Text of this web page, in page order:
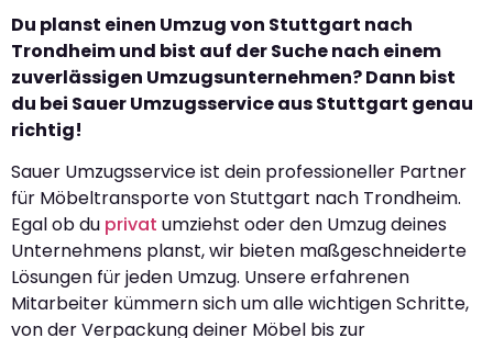
Du planst einen Umzug von Stuttgart nach
Trondheim und bist auf der Suche nach einem
zuverlässigen Umzugsunternehmen? Dann bist
du bei Sauer Umzugsservice aus Stuttgart genau
richtig!
Sauer Umzugsservice ist dein professioneller Partner
für Möbeltransporte von Stuttgart nach Trondheim.
Egal ob du privat umziehst oder den Umzug deines
Unternehmens planst, wir bieten maßgeschneiderte
Lösungen für jeden Umzug. Unsere erfahrenen
Mitarbeiter kümmern sich um alle wichtigen Schritte,
von der Verpackung deiner Möbel bis zur